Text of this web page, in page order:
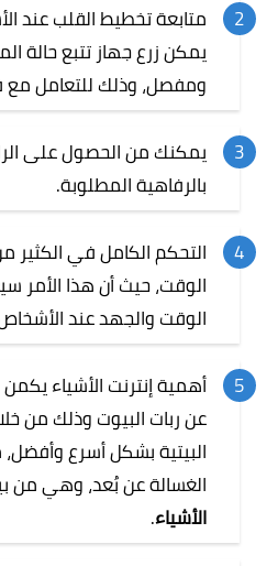
متابعة تخطيط القلب عند
يمكن زرع جهاز تتبع
ومفصل، وذلك للتعامل
يمكنك من الحصول على
بالرفاهية المطلوبة.
التحكم الكامل في
الوقت، حيث أن هذا الأمر
الوقت والجهد عند
أهمية إنترنت الأشياء
عن ربات البيوت وذلك من
البيتية بشكل أسرع
الغسالة عن بُعد، وهي من
الأشياء.